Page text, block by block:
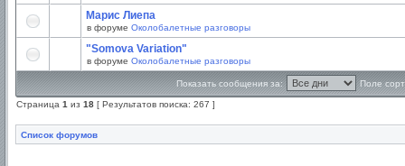
Марис Лиепа
в форуме Околобалетные разговоры
"Somova Variation"
в форуме Околобалетные разговоры
Показать сообщения за: Поле
Страница 1 из 18 [ Результатов поиска: 267 ]
Список форумов